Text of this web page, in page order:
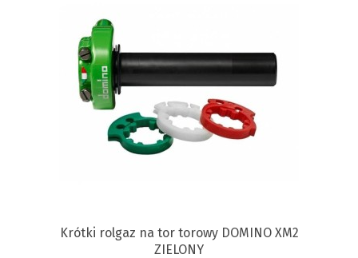
Krótki rolgaz na tor torowy DOMINO XM2
ZIELONY